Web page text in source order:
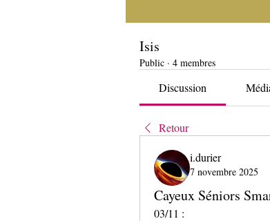
Isis
Public · 4 membres
Discussion
Retour
i.durier
7 novembre 2025
Cayeux Séniors
03/11 :